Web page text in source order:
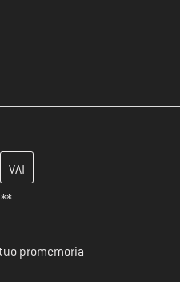
e crea il tuo account cliente
promemoria